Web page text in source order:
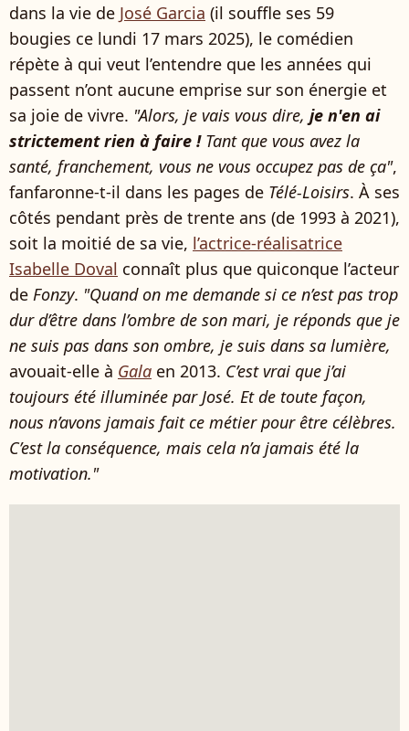
dans la vie de José Garcia (il souffle ses 59
bougies ce lundi 17 mars 2025), le comédien
répète à qui veut l’entendre que les années qui
passent n’ont aucune emprise sur son énergie et
sa joie de vivre. "Alors, je vais vous dire, je n'en ai
strictement rien à faire !Tant que vous avez la
santé, franchement, vous ne vous occupez pas de ça",
fanfaronne-t-il dans les pages de Télé-Loisirs. À ses
côtés pendant près de trente ans (de 1993 à 2021),
soit la moitié de sa vie, l’actrice-réalisatrice
Isabelle Doval connaît plus que quiconque l’acteur
de Fonzy. "Quand on me demande si ce n’est pas trop
dur d’être dans l’ombre de son mari, je réponds que je
ne suis pas dans son ombre, je suis dans sa lumière,
avouait-elle à Gala en 2013. C’est vrai que j’ai
toujours été illuminée par José. Et de toute façon,
nous n’avons jamais fait ce métier pour être célèbres.
C’est la conséquence, mais cela n’a jamais été la
motivation."